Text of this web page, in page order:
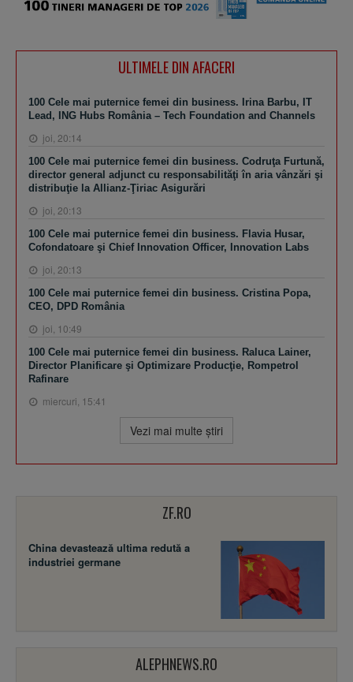
ULTIMELE DIN AFACERI
100 Cele mai puternice femei din business. Irina Barbu, IT
Lead, ING Hubs România – Tech Foundation and Channels
joi, 20:14
100 Cele mai puternice femei din business. Codruţa Furtună,
director general adjunct cu responsabilităţi în aria vânzări şi
distribuţie la Allianz-Ţiriac Asigurări
joi, 20:13
100 Cele mai puternice femei din business. Flavia Husar,
Cofondatoare şi Chief Innovation Officer, Innovation Labs
joi, 20:13
100 Cele mai puternice femei din business. Cristina Popa,
CEO, DPD România
joi, 10:49
100 Cele mai puternice femei din business. Raluca Lainer,
Director Planificare şi Optimizare Producţie, Rompetrol
Rafinare
miercuri, 15:41
Vezi mai multe ştiri
ZF.RO
China devastează ultima redută a
industriei germane
ALEPHNEWS.RO